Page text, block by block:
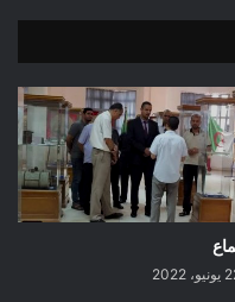
2022